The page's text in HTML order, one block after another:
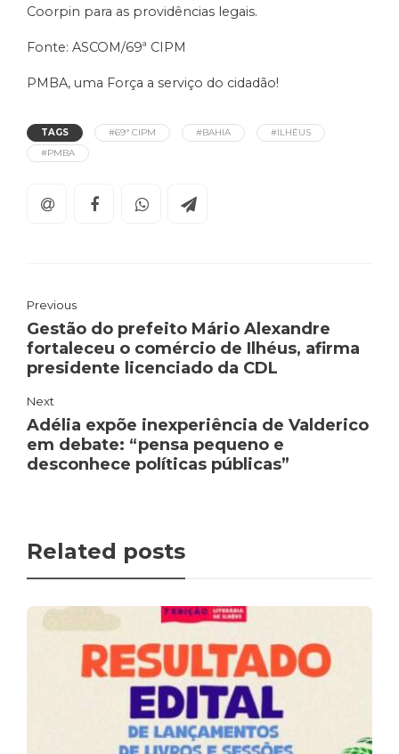
Coorpin para as providências legais.
Fonte: ASCOM/69ª CIPM
PMBA, uma Força a serviço do cidadão!
TAGS #69ª CIPM #BAHIA
#ILHÉUS
#PMBA
Previous
Gestão do prefeito Mário Alexandre
fortaleceu o comércio de Ilhéus, afirma
presidente licenciado da CDL
Next
Adélia expõe inexperiência de Valderico
em debate: “pensa pequeno e
desconhece políticas públicas”
Related posts